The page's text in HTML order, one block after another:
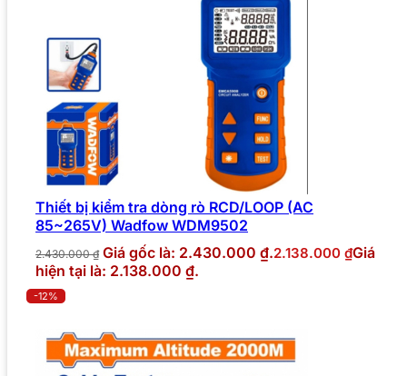
Thiết bị kiểm tra dòng rò RCD/LOOP (AC
85~265V) Wadfow WDM9502
2.430.000₫ Giá gốc là: 2.430.000 ₫.2.138.000 ₫Giá
hiện tại là: 2.138.000 ₫.
-12%